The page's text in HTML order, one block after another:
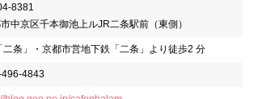
8381
中京区千本御池上ルJR二条駅前（東側）
二条」・京都市営地下鉄「二条」より徒歩2 分
4843